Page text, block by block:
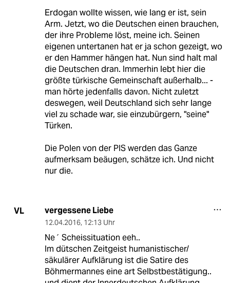
Erdogan wollte wissen, wie lang er ist, sein
Arm. Jetzt, wo die Deutschen einen brauchen,
der ihre Probleme löst, meine ich. Seinen
eigenen untertanen hat er ja schon gezeigt, wo
er den Hammer hängen hat. Nun sind halt mal
die Deutschen dran. Immerhin lebt hier die
größte türkische Gemeinschaft außerhalb... -
man hörte jedenfalls davon. Nicht zuletzt
deswegen, weil Deutschland sich sehr lange
viel zu schade war, sie einzubürgern, "seine"
Türken.
Die Polen von der PIS werden das Ganze
aufmerksam beäugen, schätze ich. Und nicht
nur die.
VL vergessene Liebe
12.04.2016, 12:13 Uhr
Ne´ Scheissituation eeh..
Im dütschen Zeitgeist humanistischer/
säkulärer Aufklärung ist die Satire des
Böhmermannes eine art Selbstbestätigung..